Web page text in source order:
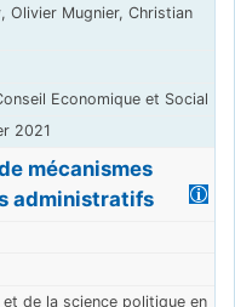
Olivier Mugnier, Christian
Economique et Social
2021
mécanismes
administratifs
de la science politique en